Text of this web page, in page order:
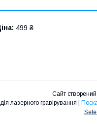
499 ₴
Сайт
Студія лазерного гравірування |